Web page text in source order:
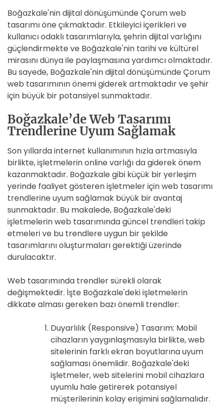
Boğazkale'nin dijital dönüşümünde Çorum web
tasarımı öne çıkmaktadır. Etkileyici içerikleri ve
kullanıcı odaklı tasarımlarıyla, şehrin dijital varlığını
güçlendirmekte ve Boğazkale'nin tarihi ve kültürel
mirasını dünya ile paylaşmasına yardımcı olmaktadır.
Bu sayede, Boğazkale'nin dijital dönüşümünde Çorum
web tasarımının önemi giderek artmaktadır ve şehir
için büyük bir potansiyel sunmaktadır.
Boğazkale’de Web Tasarımı
Trendlerine Uyum Sağlamak
Son yıllarda internet kullanımının hızla artmasıyla
birlikte, işletmelerin online varlığı da giderek önem
kazanmaktadır. Boğazkale gibi küçük bir yerleşim
yerinde faaliyet gösteren işletmeler için web tasarımı
trendlerine uyum sağlamak büyük bir avantaj
sunmaktadır. Bu makalede, Boğazkale'deki
işletmelerin web tasarımında güncel trendleri takip
etmeleri ve bu trendlere uygun bir şekilde
tasarımlarını oluşturmaları gerektiği üzerinde
durulacaktır.
Web tasarımında trendler sürekli olarak
değişmektedir. İşte Boğazkale'deki işletmelerin
dikkate alması gereken bazı önemli trendler:
Duyarlılık (Responsive) Tasarım: Mobil
cihazların yaygınlaşmasıyla birlikte, web
sitelerinin farklı ekran boyutlarına uyum
sağlaması önemlidir. Boğazkale'deki
işletmeler, web sitelerini mobil cihazlara
uyumlu hale getirerek potansiyel
müşterilerinin kolay erişimini sağlamalıdır.